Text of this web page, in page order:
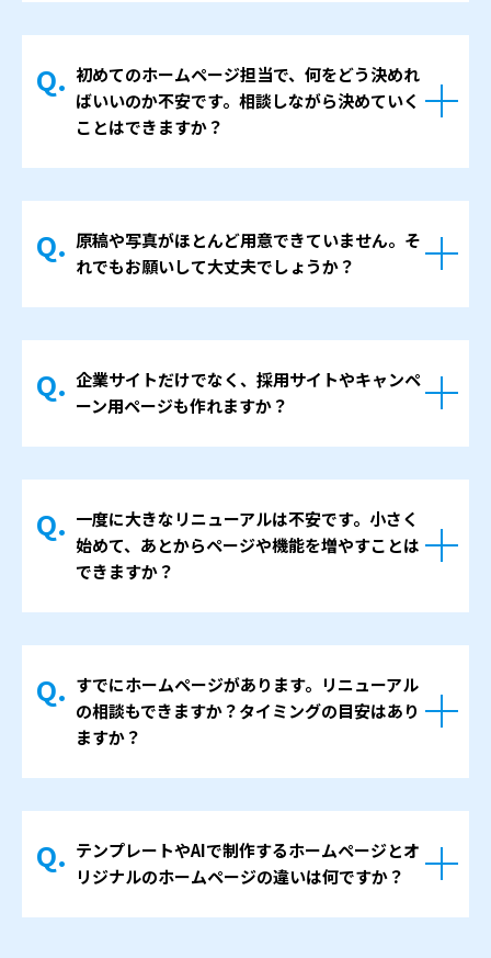
す。
っくり行うケースが多いです。その後の細か
な確認や軽微な修正については、オンライン
ミーティングやメールを活用しながら進める
ことで、時間的な負担を減らすようにしてい
オンライン会議ツールやメール、チャットな
どを使って、ヒアリング・資料共有・確認・
修正のやり取りを行います。遠方の企業さま
との制作実績もあり、画面共有を使ってデザ
イン案をその場で見ていただくなど、距離を
気にせず進行できる体制を整えています。
初めてのホームページ担当で、何をどう決めれ
ばいいのか不安です。相談しながら決めていく
ことはできますか？
ホームページの目的やターゲット、ゴールと
したい状態などを一つずつ整理しながら、ど
のようなページ構成・内容にするかをご提案
していきます。
「専門用語が多い打ち合わせは苦手」という
お声もよくいただきますので、極力分かりや
原稿や写真がほとんど用意できていません。そ
れでもお願いして大丈夫でしょうか？
ご相談いただくことがも多くあります。
打ち合わせの中で御社の事業内容や強みを伺
い、既存のパンフレットや資料があればそれ
も参考にしながら、当社側で原稿のたたき台
をお作りするライティングプランもございま
す。写真についても、既存の写真を活用する
方法や、ストックフォトを利用する方法、必
メージです。
企業サイトだけでなく、採用サイトやキャンペ
ーン用ページも作れますか？
ト・サービス紹介用の単独ページ（ランディ
ングページ）の制作も可能です。
まずは「どのテーマを優先したいか」「どの
層に何を伝えたいか」を整理し、それに合わ
せた構成や見せ方をご提案します。
一度にすべてを作り込むのではなく、必要な
部分から段階的に広げていく進め方も可能で
す。
一度に大きなリニューアルは不安です。小さく
始めて、あとからページや機能を増やすことは
できますか？
イトを公開し、その後の反応や社内の状況を
見ながら、採用情報や事例紹介などのコンテ
ンツを少しずつ追加していく方法です。この
進め方であれば、初期費用や社内の確認負担
を抑えながら、実際の利用状況に合わせてサ
イトを育てていくことができます。途中での
追加や見直しについても、その都度ご相談い
すでにホームページがあります。リニューアル
の相談もできますか？タイミングの目安はあり
ますか？
デザインが古く感じられる、スマホで見づら
い、更新が滞っている、アクセスや問い合わ
せが減ってきた、といった状態はリニューア
テンプレートやAIで制作するホームページとオ
リジナルのホームページの違いは何ですか？